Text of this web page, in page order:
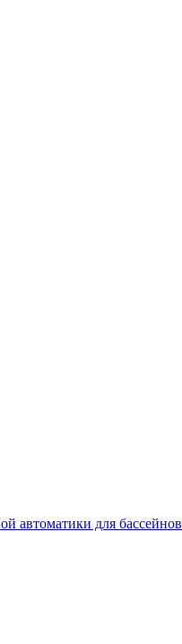
автоматики для бассейнов